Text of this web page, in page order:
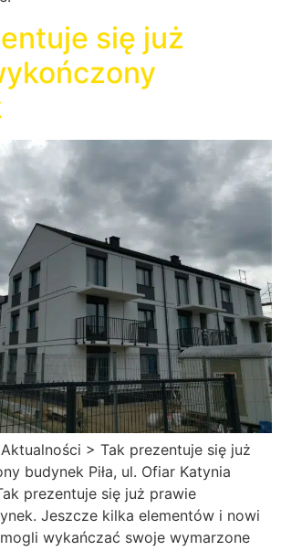
się już
> Tak prezentuje się już
budynek Piła, ul. Ofiar Katynia
prezentuje się już prawie
Jeszcze kilka elementów i nowi
wykańczać swoje wymarzone